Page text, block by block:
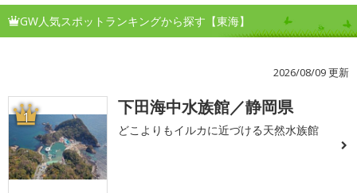
GW人気スポットランキングから探す【東海】
2026/08/09 更新
1 下田海中水族館／静岡県
どこよりもイルカに近づける天然水族館